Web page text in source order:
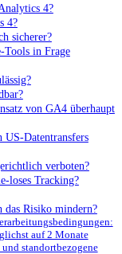
4?
4?
sicherer?
Tools in Frage
von GA4 überhaupt
US-Datentransfers
verboten?
loses Tracking?
Risiko mindern?
auf 2 Monate
standortbezogene